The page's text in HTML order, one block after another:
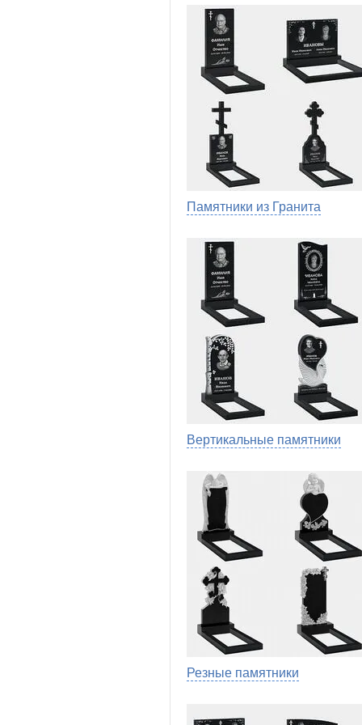
Памятники из Гранита
Вертикальные памятники
Резные памятники